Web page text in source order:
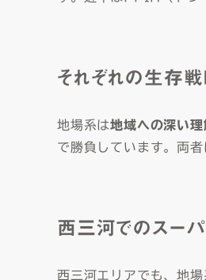
それぞれの生存
地場系は地域への深い
で勝負しています。両
西三河でのスー
西三河エリアでも、地